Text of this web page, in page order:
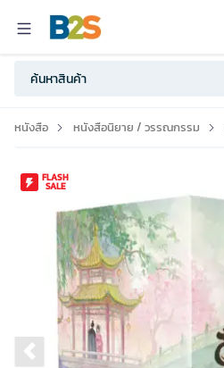
หนังสือ หนังสือนิยาย / วรรณกรรม
FLASH
SALE